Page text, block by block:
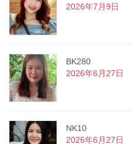
2026年7月9日
BK280
2026年6月27日
NK10
2026年6月27日